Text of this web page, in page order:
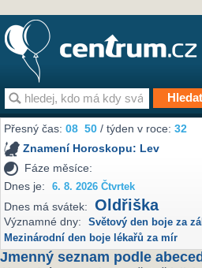
Přesný čas:08 50 / týden v roce:32
Znamení Horoskopu: Lev
Fáze měsíce:
Dnes je:
6. 8. 2026 Čtvrtek
Dnes má svátek: Oldřiška
Významné dny: Světový den boje za
Mezinárodní den boje lékařů za mír
Jmenný seznam podle